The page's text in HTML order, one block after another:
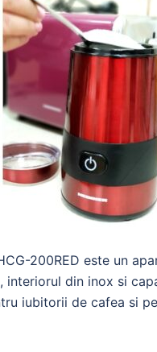
200RED este un
din inox si
iubitorii de cafea si